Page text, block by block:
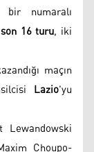
numaralı
son 16 turu, iki
maçın
Lazio'yu
Lewandowski